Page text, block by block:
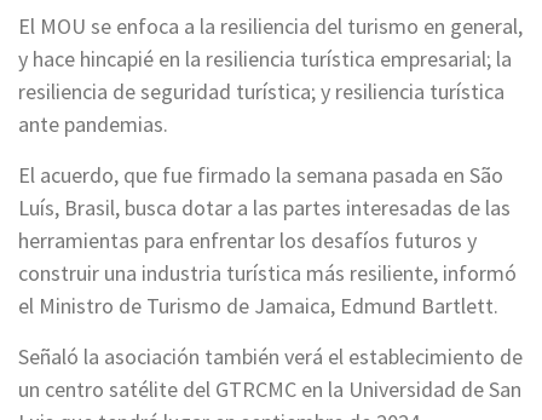
El MOU se enfoca a la resiliencia del turismo en general,
y hace hincapié en la resiliencia turística empresarial; la
resiliencia de seguridad turística; y resiliencia turística
ante pandemias.
El acuerdo, que fue firmado la semana pasada en São
Luís, Brasil, busca dotar a las partes interesadas de las
herramientas para enfrentar los desafíos futuros y
construir una industria turística más resiliente, informó
el Ministro de Turismo de Jamaica, Edmund Bartlett.
Señaló la asociación también verá el establecimiento de
un centro satélite del GTRCMC en la Universidad de San